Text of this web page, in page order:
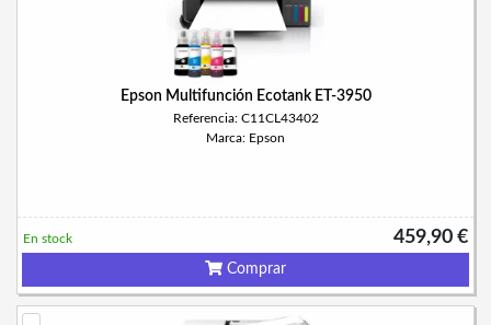
Epson Multifunción Ecotank ET-3950
Referencia: C11CL43402
Marca: Epson
459,90 €
En stock
Comprar